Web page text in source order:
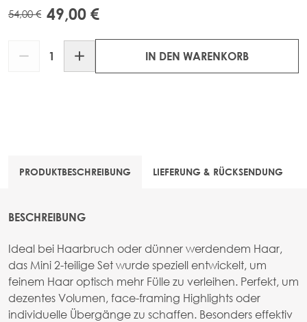
54,00 € 49,00 €
IN DEN WARENKORB
PRODUKTBESCHREIBUNG LIEFERUNG & RÜCKSENDUNG
BESCHREIBUNG
Ideal bei Haarbruch oder dünner werdendem Haar,
das Mini 2-teilige Set wurde speziell entwickelt, um
feinem Haar optisch mehr Fülle zu verleihen. Perfekt, um
dezentes Volumen, face-framing Highlights oder
individuelle Übergänge zu schaffen. Besonders effektiv